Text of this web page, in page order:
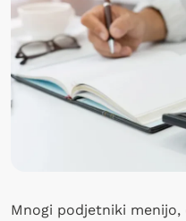
Mnogi podjetniki menijo,